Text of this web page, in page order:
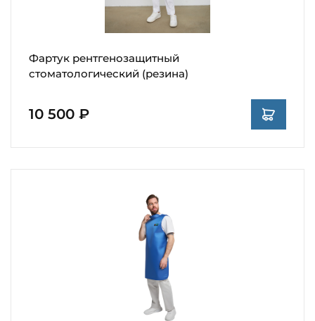
Фартук рентгенозащитный
стоматологический (резина)
10 500 ₽